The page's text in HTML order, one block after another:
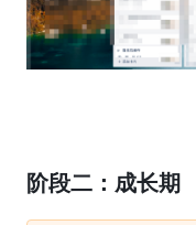
阶段二：成长期